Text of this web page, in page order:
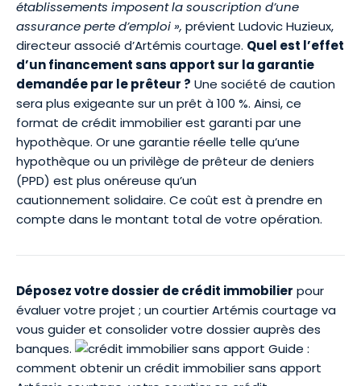
établissements imposent la souscription d’une
assurance perte d’emploi », prévient Ludovic Huzieux,
directeur associé d’Artémis courtage. Quel est l’effet
d’un financement sans apport sur la garantie
demandée par le prêteur ? Une société de caution
sera plus exigeante sur un prêt à 100 %. Ainsi, ce
format de crédit immobilier est garanti par une
hypothèque. Or une garantie réelle telle qu’une
hypothèque ou un privilège de prêteur de deniers
(PPD) est plus onéreuse qu’un
cautionnement solidaire. Ce coût est à prendre en
compte dans le montant total de votre opération.
Déposez votre dossier de crédit immobilier pour
évaluer votre projet ; un courtier Artémis courtage va
vous guider et consolider votre dossier auprès des
banques.
Guide :
comment obtenir un crédit immobilier sans apport